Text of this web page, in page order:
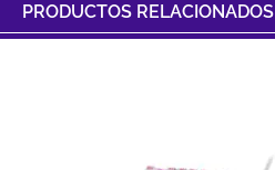
PRODUCTOS RELACIONADOS